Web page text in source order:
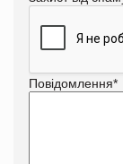
Повідомлення*